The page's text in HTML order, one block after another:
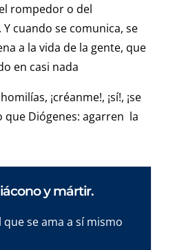
rompedor o del
cuando se comunica, se
a la vida de la gente, que
en casi nada
¡créanme!, ¡sí!, ¡se
que Diógenes: agarren la
y mártir.
que se ama a sí mismo